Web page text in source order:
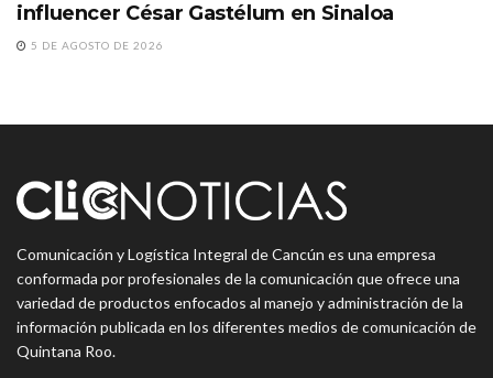
influencer César Gastélum en Sinaloa
5 DE AGOSTO DE 2026
Comunicación y Logística Integral de Cancún es una empresa
conformada por profesionales de la comunicación que ofrece una
variedad de productos enfocados al manejo y administración de la
información publicada en los diferentes medios de comunicación de
Quintana Roo.